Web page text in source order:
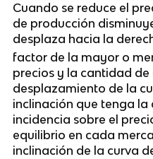
Cuando se reduce el
de producción
desplaza hacia la
factor de la mayor o
precios y la cantidad
desplazamiento de la
inclinación que tenga la
incidencia sobre el
equilibrio en cada
inclinación de la curva